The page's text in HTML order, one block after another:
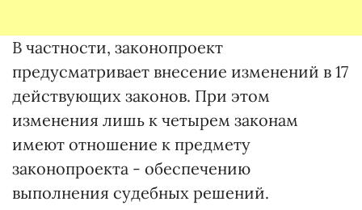
В частности, законопроект
предусматривает внесение изменений в 17
действующих законов. При этом
изменения лишь к четырем законам
имеют отношение к предмету
законопроекта - обеспечению
выполнения судебных решений.